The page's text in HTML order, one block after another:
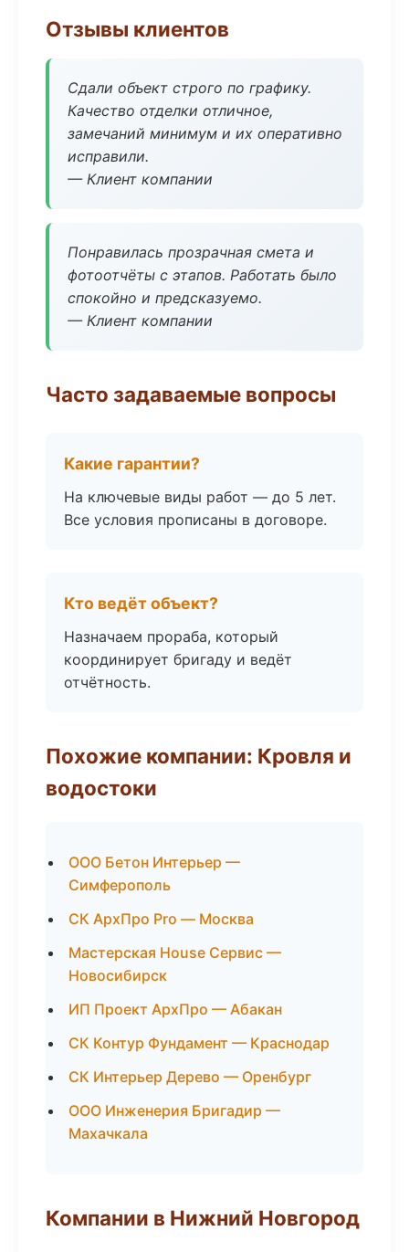
Отзывы клиентов
Сдали объект строго по графику.
Качество отделки отличное,
замечаний минимум и их оперативно
исправили.
— Клиент компании
Понравилась прозрачная смета и
фотоотчёты с этапов. Работать было
спокойно и предсказуемо.
— Клиент компании
Часто задаваемые вопросы
Какие гарантии?
На ключевые виды работ — до 5 лет.
Все условия прописаны в договоре.
Кто ведёт объект?
Назначаем прораба, который
координирует бригаду и ведёт
отчётность.
Похожие компании: Кровля и
водостоки
ООО Бетон Интерьер —
Симферополь
СК АрхПро Pro — Москва
Мастерская House Сервис —
Новосибирск
ИП Проект АрхПро — Абакан
СК Контур Фундамент — Краснодар
СК Интерьер Дерево — Оренбург
ООО Инженерия Бригадир —
Махачкала
Компании в Нижний Новгород